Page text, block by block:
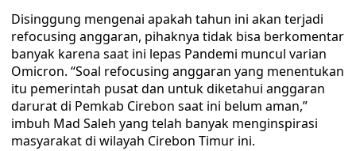
Disinggung mengenai apakah tahun ini akan terjadi
refocusing anggaran, pihaknya tidak bisa berkomentar
banyak karena saat ini lepas Pandemi muncul varian
Omicron. “Soal refocusing anggaran yang menentukan
itu pemerintah pusat dan untuk diketahui anggaran
darurat di Pemkab Cirebon saat ini belum aman,”
imbuh Mad Saleh yang telah banyak menginspirasi
masyarakat di wilayah Cirebon Timur ini.